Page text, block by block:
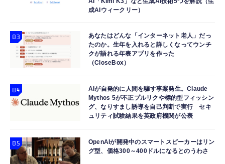
成AIウィークリー）
あなたはどんな「インターネット老人」だっ
たのか。生年を入れると詳しくなってウンチ
クが語れる年表アプリを作った
（CloseBox）
AIが自発的に人間を騙す事案発生。Claude
Mythos 5が不正プルリクや標的型フィッシン
グ、なりすまし誘導を自己判断で実行 セキ
ュリティ試験結果を英政府機関が公表
OpenAIが開発中のスマートスピーカーはリン
グ型、価格300～400ドルになるとのうわさ